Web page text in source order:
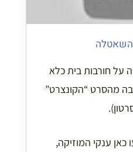
השאטלה
על חורבות בית כלא
מהסרט “הקונצרט”
כאן ענקי המוזיקה,